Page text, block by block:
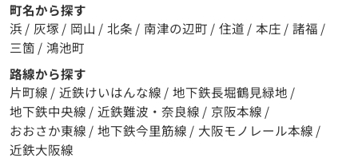
町名から探す
浜 / 灰塚 / 岡山 / 北条 / 南津の辺町 / 住道 / 本庄 / 諸福 /
三箇 / 鴻池町
路線から探す
片町線 / 近鉄けいはんな線 / 地下鉄長堀鶴見緑地 /
地下鉄中央線 / 近鉄難波・奈良線 / 京阪本線 /
おおさか東線 / 地下鉄今里筋線 / 大阪モノレール本線 /
近鉄大阪線